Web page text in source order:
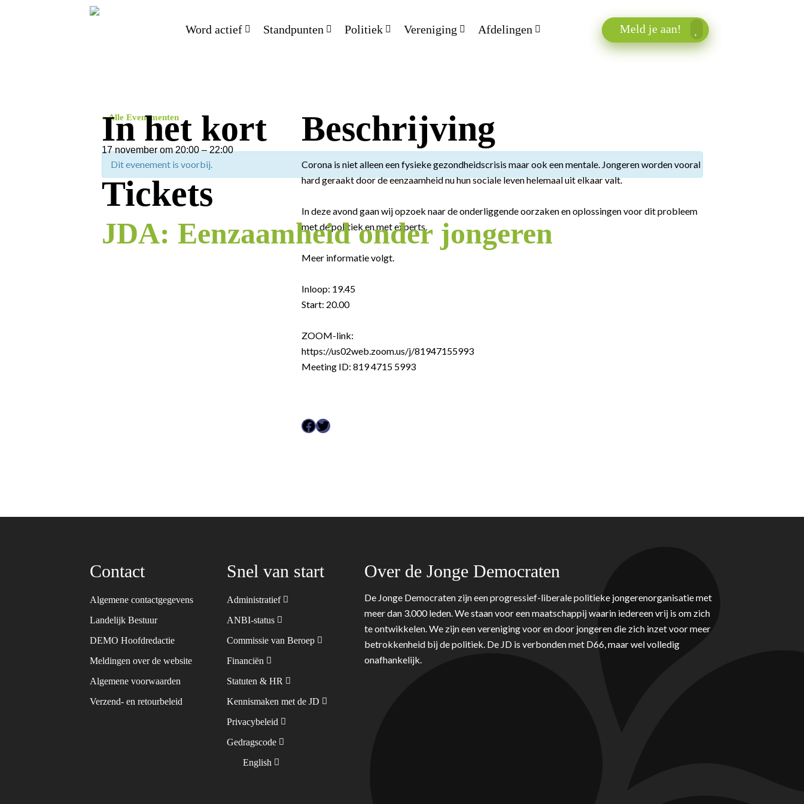
Word actief Standpunten Politiek Vereniging Afdelingen Meld je aan!
« Alle Evenementen
Dit evenement is voorbij.
JDA: Eenzaamheid onder jongeren
In het kort
17 novemberom20:00–22:00
Tickets
Beschrijving
Corona is niet alleen een fysieke gezondheidscrisis maar ook een mentale. Jongeren worden vooral
hard geraakt door de eenzaamheid nu hun sociale leven helemaal uit elkaar valt.
In deze avond gaan wij opzoek naar de onderliggende oorzaken en oplossingen voor dit probleem
met de politiek en met experts.
Meer informatie volgt.
Inloop: 19.45
Start: 20.00
ZOOM-link:
https://us02web.zoom.us/j/81947155993
Meeting ID: 819 4715 5993
Facebook Twitter
Contact
Algemene contactgegevens
Landelijk Bestuur
DEMO Hoofdredactie
Meldingen over de website
Algemene voorwaarden
Verzend- en retourbeleid
Snel van start
Administratief
ANBI-status
Commissie van Beroep
Financiën
Statuten & HR
Kennismaken met de JD
Privacybeleid
Gedragscode
English
Over de Jonge Democraten
De Jonge Democraten zijn een progressief-liberale politieke jongerenorganisatie met
meer dan 3.000 leden. We staan voor een maatschappij waarin iedereen vrij is om zich
te ontwikkelen. We zijn een vereniging voor en door jongeren die zich inzet voor meer
betrokkenheid bij de politiek. De JD is verbonden met D66, maar wel volledig
onafhankelijk.